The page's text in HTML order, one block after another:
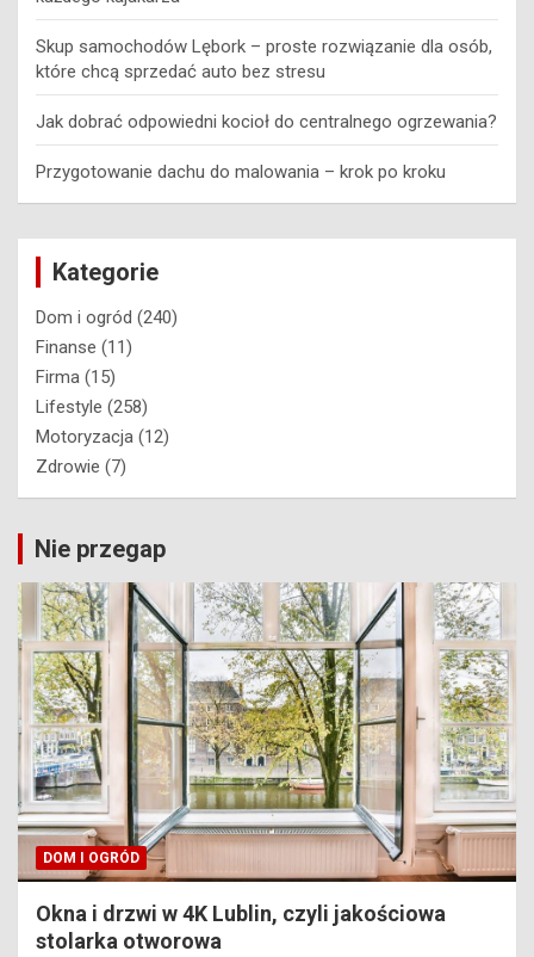
Skup samochodów Lębork – proste rozwiązanie dla osób,
które chcą sprzedać auto bez stresu
Jak dobrać odpowiedni kocioł do centralnego ogrzewania?
Przygotowanie dachu do malowania – krok po kroku
Kategorie
Dom i ogród (240)
Finanse (11)
Firma (15)
Lifestyle (258)
Motoryzacja (12)
Zdrowie (7)
Nie przegap
DOM I OGRÓD
Okna i drzwi w 4K Lublin, czyli jakościowa
stolarka otworowa